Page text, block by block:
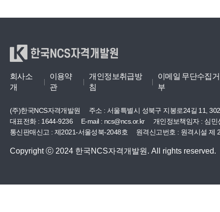
한국NCS자격개발원
회사소
개
이용약
관
개인정보취급방
침
이메일 무단수집거
부
(주)한국NCS자격개발원 주소 : 서울특별시 성북구 지봉로24길 11,
대표전화 : 1644-9236
E-mail : ncs@ncs.or.kr
개인정보책임자 : 심민
통신판매신고 : 제2021-서울성북-2048호
원격신고번호 : 원격시설 제
Copyright ⓒ 2024 한국NCS자격개발원. All rights reserved.